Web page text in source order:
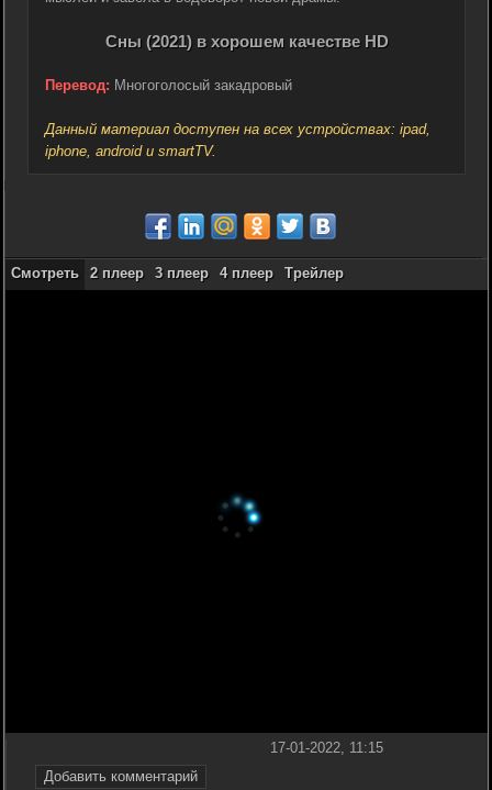
Сны (2021) в хорошем качестве HD
Перевод: Многоголосый закадровый
Данный материал доступен на всех устройствах: ipad,
iphone, android и smartTV.
Смотреть 2 плеер 3 плеер 4 плеер Трейлер
Добавить комментарий
17-01-2022, 11:15